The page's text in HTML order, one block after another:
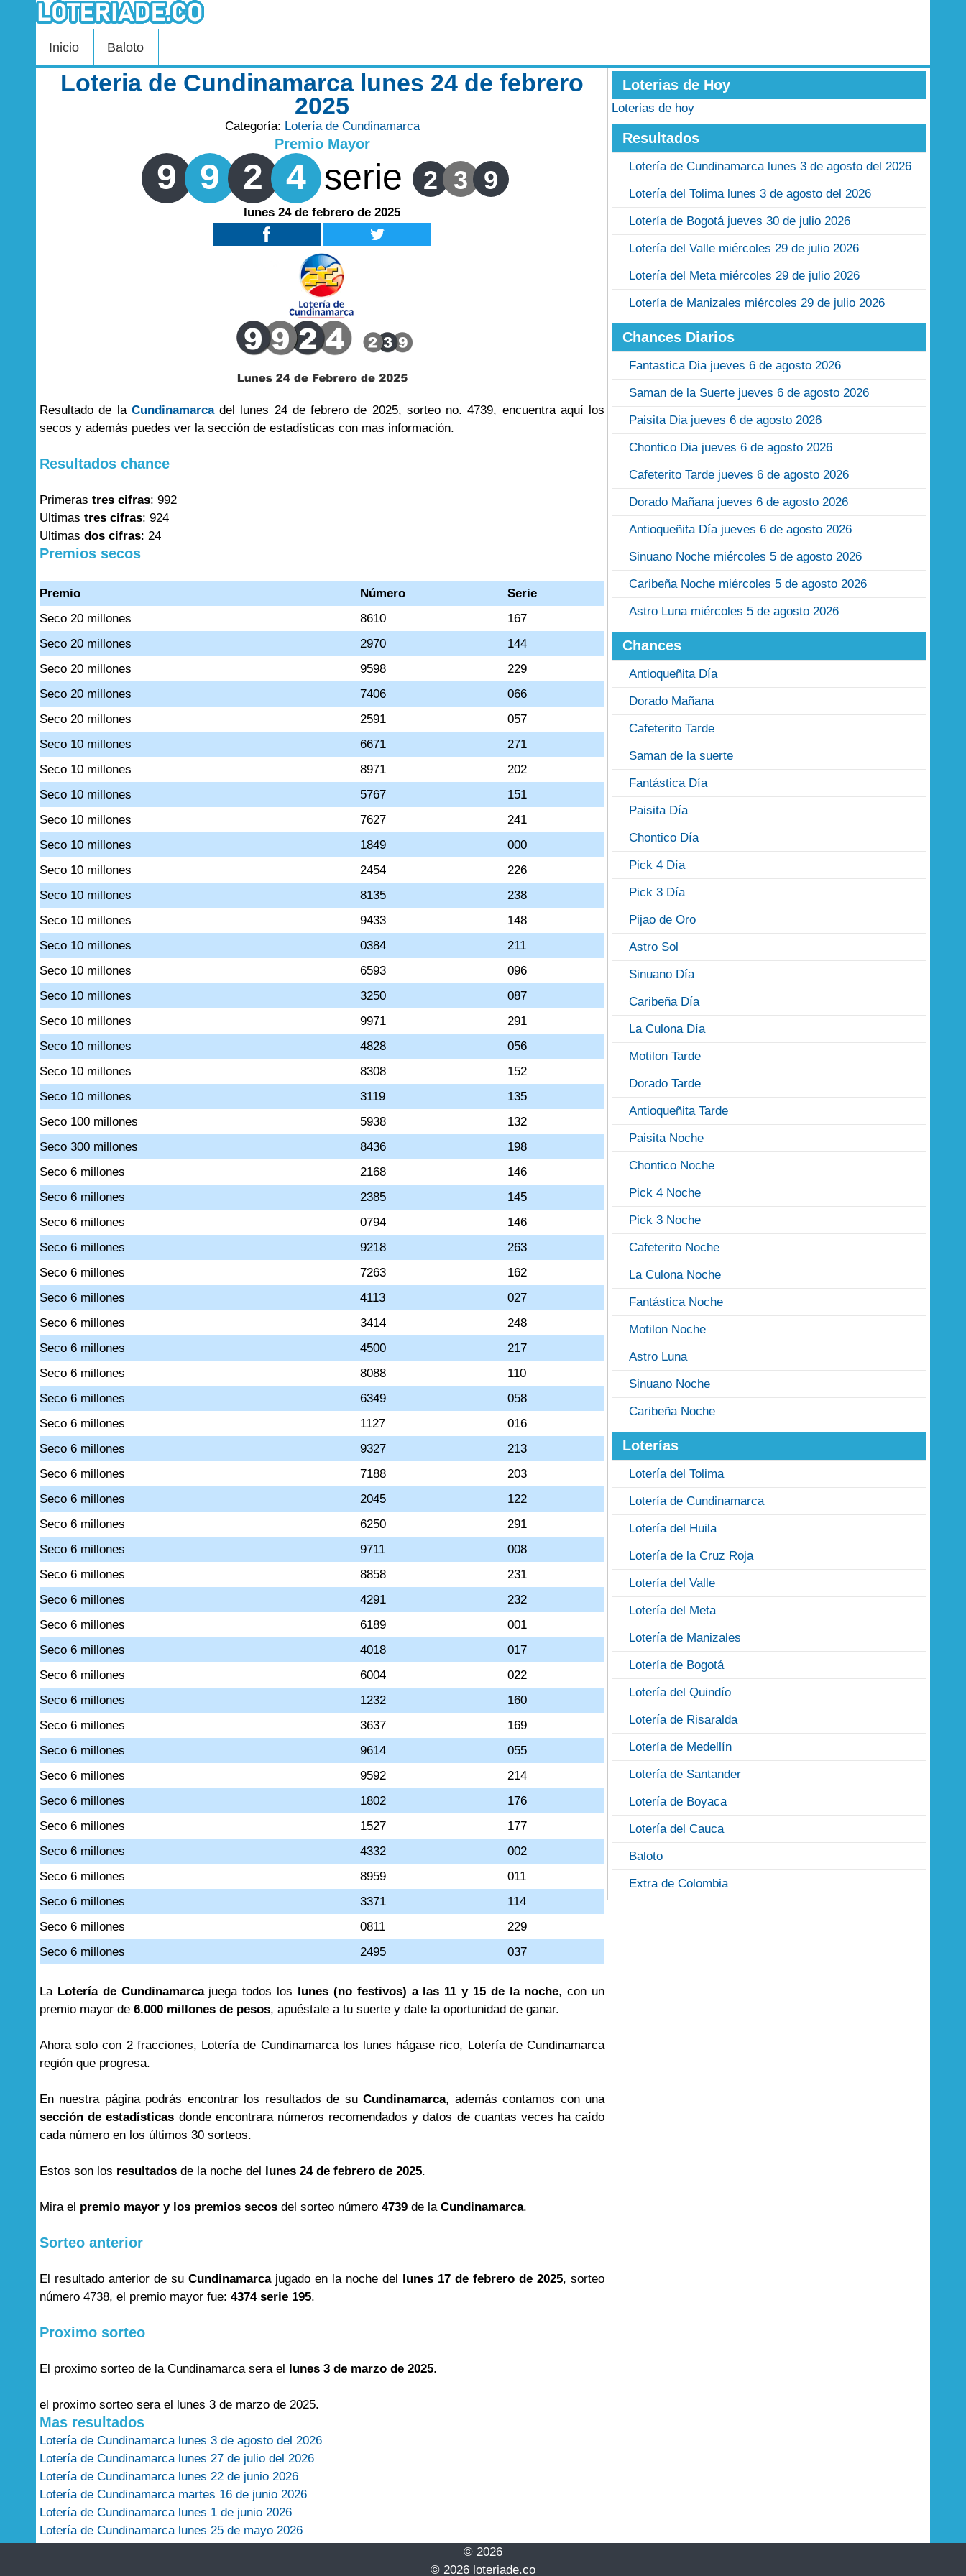
Inicio Baloto
Loteria de Cundinamarca lunes 24 de febrero
2025
Categoría: Lotería de Cundinamarca
Premio Mayor
9 9 2 4 serie 2 3 9
lunes 24 de febrero de 2025
Resultado de la Cundinamarcadel lunes 24 de febrero de 2025, sorteo no. 4739, encuentra aquí los
secos y además puedes ver la sección de estadísticas con mas información.
Resultados chance
Primeras tres cifras: 992
Ultimas tres cifras: 924
Ultimas dos cifras: 24
Premios secos
Premio Número
Serie
Seco 20 millones
8610
167
Seco 20 millones
2970
144
Seco 20 millones
9598
229
Seco 20 millones
7406
066
Seco 20 millones
2591
057
Seco 10 millones
6671
271
Seco 10 millones
8971
202
Seco 10 millones
5767
151
Seco 10 millones
7627
241
Seco 10 millones
1849
000
Seco 10 millones
2454
226
Seco 10 millones
8135
238
Seco 10 millones
9433
148
Seco 10 millones
0384
211
Seco 10 millones
6593
096
Seco 10 millones
3250
087
Seco 10 millones
9971
291
Seco 10 millones
4828
056
Seco 10 millones
8308
152
Seco 10 millones
3119
135
Seco 100 millones
5938
132
Seco 300 millones
8436
198
Seco 6 millones
2168
146
Seco 6 millones
2385
145
Seco 6 millones
0794
146
Seco 6 millones
9218
263
Seco 6 millones
7263
162
Seco 6 millones
4113
027
Seco 6 millones
3414
248
Seco 6 millones
4500
217
Seco 6 millones
8088
110
Seco 6 millones
6349
058
Seco 6 millones
1127
016
Seco 6 millones
9327
213
Seco 6 millones
7188
203
Seco 6 millones
2045
122
Seco 6 millones
6250
291
Seco 6 millones
9711
008
Seco 6 millones
8858
231
Seco 6 millones
4291
232
Seco 6 millones
6189
001
Seco 6 millones
4018
017
Seco 6 millones
6004
022
Seco 6 millones
1232
160
Seco 6 millones
3637
169
Seco 6 millones
9614
055
Seco 6 millones
9592
214
Seco 6 millones
1802
176
Seco 6 millones
1527
177
Seco 6 millones
4332
002
Seco 6 millones
8959
011
Seco 6 millones
3371
114
Seco 6 millones
0811
229
Seco 6 millones
2495 037
La Lotería de Cundinamarcajuega todos los lunes (no festivos) a las 11 y 15 de la noche, con un
premio mayor de 6.000 millones de pesos, apuéstale a tu suerte y date la oportunidad de ganar.
Ahora solo con 2 fracciones, Lotería de Cundinamarca los lunes hágase rico, Lotería de Cundinamarca
región que progresa.
En nuestra página podrás encontrar los resultados de suCundinamarca, además contamos con una
sección de estadísticas donde encontrara números recomendados y datos de cuantas veces ha caído
cada número en los últimos 30 sorteos.
Estos son los resultados de la noche del lunes 24 de febrero de 2025.
Mira el premio mayor y los premios secos del sorteo número 4739 de la Cundinamarca.
Sorteo anterior
El resultado anterior de suCundinamarcajugado en la noche del lunes 17 de febrero de 2025, sorteo
número 4738, el premio mayor fue: 4374 serie 195.
Proximo sorteo
El proximo sorteo de la Cundinamarca sera el lunes 3 de marzo de 2025.
el proximo sorteo sera el lunes 3 de marzo de 2025.
Mas resultados
Lotería de Cundinamarca lunes 3 de agosto del 2026
Lotería de Cundinamarca lunes 27 de julio del 2026
Lotería de Cundinamarca lunes 22 de junio 2026
Lotería de Cundinamarca martes 16 de junio 2026
Lotería de Cundinamarca lunes 1 de junio 2026
Lotería de Cundinamarca lunes 25 de mayo 2026
Loterias de Hoy
Loterias de hoy
Resultados
Lotería de Cundinamarca lunes 3 de agosto del 2026
Lotería del Tolima lunes 3 de agosto del 2026
Lotería de Bogotá jueves 30 de julio 2026
Lotería del Valle miércoles 29 de julio 2026
Lotería del Meta miércoles 29 de julio 2026
Lotería de Manizales miércoles 29 de julio 2026
Chances Diarios
Fantastica Dia jueves 6 de agosto 2026
Saman de la Suerte jueves 6 de agosto 2026
Paisita Dia jueves 6 de agosto 2026
Chontico Dia jueves 6 de agosto 2026
Cafeterito Tarde jueves 6 de agosto 2026
Dorado Mañana jueves 6 de agosto 2026
Antioqueñita Día jueves 6 de agosto 2026
Sinuano Noche miércoles 5 de agosto 2026
Caribeña Noche miércoles 5 de agosto 2026
Astro Luna miércoles 5 de agosto 2026
Chances
Antioqueñita Día
Dorado Mañana
Cafeterito Tarde
Saman de la suerte
Fantástica Día
Paisita Día
Chontico Día
Pick 4 Día
Pick 3 Día
Pijao de Oro
Astro Sol
Sinuano Día
Caribeña Día
La Culona Día
Motilon Tarde
Dorado Tarde
Antioqueñita Tarde
Paisita Noche
Chontico Noche
Pick 4 Noche
Pick 3 Noche
Cafeterito Noche
La Culona Noche
Fantástica Noche
Motilon Noche
Astro Luna
Sinuano Noche
Caribeña Noche
Loterías
Lotería del Tolima
Lotería de Cundinamarca
Lotería del Huila
Lotería de la Cruz Roja
Lotería del Valle
Lotería del Meta
Lotería de Manizales
Lotería de Bogotá
Lotería del Quindío
Lotería de Risaralda
Lotería de Medellín
Lotería de Santander
Lotería de Boyaca
Lotería del Cauca
Baloto
Extra de Colombia
© 2026
© 2026 loteriade.co